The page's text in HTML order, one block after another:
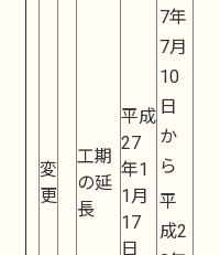
変
更
工期
の延
長
平成
27
年1
1月
17
日
7年
7月
10
日
か
ら
平
成2